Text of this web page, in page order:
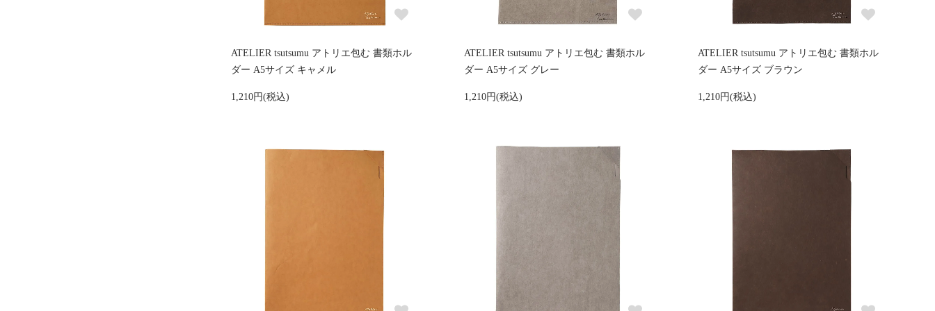
ATELIER tsutsumu アトリエ包む 書類ホル
ダー A5サイズ キャメル
1,210円(税込)
ATELIER tsutsumu アトリエ包む 書類ホル
ダー A5サイズ グレー
1,210円(税込)
ATELIER tsutsumu アトリエ包む 書類ホル
ダー A5サイズ ブラウン
1,210円(税込)